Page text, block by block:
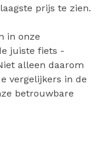
prijs te zien.
in onze
juiste fiets -
alleen daarom
vergelijkers in de
betrouwbare